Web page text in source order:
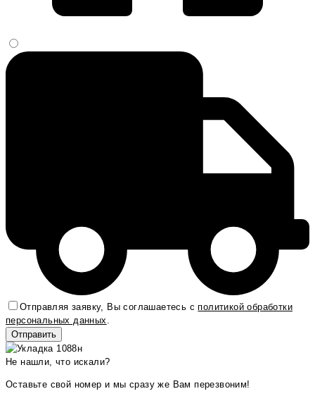
Отправляя заявку, Вы соглашаетесь сполитикой обработки
персональных данных
Не нашли, что искали?
Оставьте свой номер и мы сразу же Вам перезвоним!